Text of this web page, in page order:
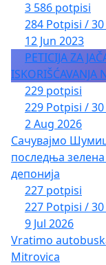
3 586 potpisi
284 Potpisi /
12 Jun 2023
PETICIJA ZA
ISKORIŠĆAVANJA
229 potpisi
229 Potpisi /
2 Aug 2026
Сачувајмо
последња
депонија
227 potpisi
227 Potpisi /
9 Jul 2026
Vratimo
Mitrovica